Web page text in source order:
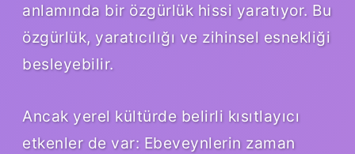
anlamında bir özgürlük hissi yaratıyor. Bu
özgürlük, yaratıcılığı ve zihinsel esnekliği
besleyebilir.
Ancak yerel kültürde belirli kısıtlayıcı
etkenler de var: Ebeveynlerin zaman